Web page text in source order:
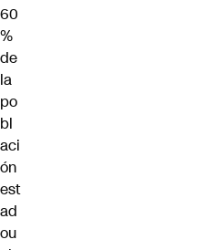
60
%
de
la
po
bl
aci
ón
est
ad
ou